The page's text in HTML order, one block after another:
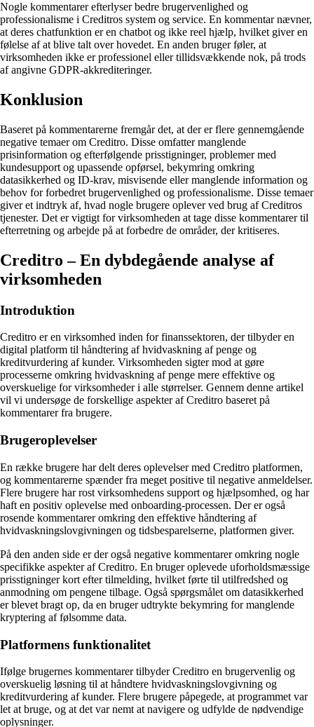
Nogle kommentarer efterlyser bedre brugervenlighed og
professionalisme i Creditros system og service. En kommentar nævner,
at deres chatfunktion er en chatbot og ikke reel hjælp, hvilket giver en
følelse af at blive talt over hovedet. En anden bruger føler, at
virksomheden ikke er professionel eller tillidsvækkende nok, på trods
af angivne GDPR-akkrediteringer.
Konklusion
Baseret på kommentarerne fremgår det, at der er flere gennemgående
negative temaer om Creditro. Disse omfatter manglende
prisinformation og efterfølgende prisstigninger, problemer med
kundesupport og upassende opførsel, bekymring omkring
datasikkerhed og ID-krav, misvisende eller manglende information og
behov for forbedret brugervenlighed og professionalisme. Disse temaer
giver et indtryk af, hvad nogle brugere oplever ved brug af Creditros
tjenester. Det er vigtigt for virksomheden at tage disse kommentarer til
efterretning og arbejde på at forbedre de områder, der kritiseres.
Creditro – En dybdegående analyse af
virksomheden
Introduktion
Creditro er en virksomhed inden for finanssektoren, der tilbyder en
digital platform til håndtering af hvidvaskning af penge og
kreditvurdering af kunder. Virksomheden sigter mod at gøre
processerne omkring hvidvaskning af penge mere effektive og
overskuelige for virksomheder i alle størrelser. Gennem denne artikel
vil vi undersøge de forskellige aspekter af Creditro baseret på
kommentarer fra brugere.
Brugeroplevelser
En række brugere har delt deres oplevelser med Creditro platformen,
og kommentarerne spænder fra meget positive til negative anmeldelser.
Flere brugere har rost virksomhedens support og hjælpsomhed, og har
haft en positiv oplevelse med onboarding-processen. Der er også
rosende kommentarer omkring den effektive håndtering af
hvidvaskningslovgivningen og tidsbesparelserne, platformen giver.
På den anden side er der også negative kommentarer omkring nogle
specifikke aspekter af Creditro. En bruger oplevede uforholdsmæssige
prisstigninger kort efter tilmelding, hvilket førte til utilfredshed og
anmodning om pengene tilbage. Også spørgsmålet om datasikkerhed
er blevet bragt op, da en bruger udtrykte bekymring for manglende
kryptering af følsomme data.
Platformens funktionalitet
Ifølge brugernes kommentarer tilbyder Creditro en brugervenlig og
overskuelig løsning til at håndtere hvidvaskningslovgivning og
kreditvurdering af kunder. Flere brugere påpegede, at programmet var
let at bruge, og at det var nemt at navigere og udfylde de nødvendige
oplysninger.